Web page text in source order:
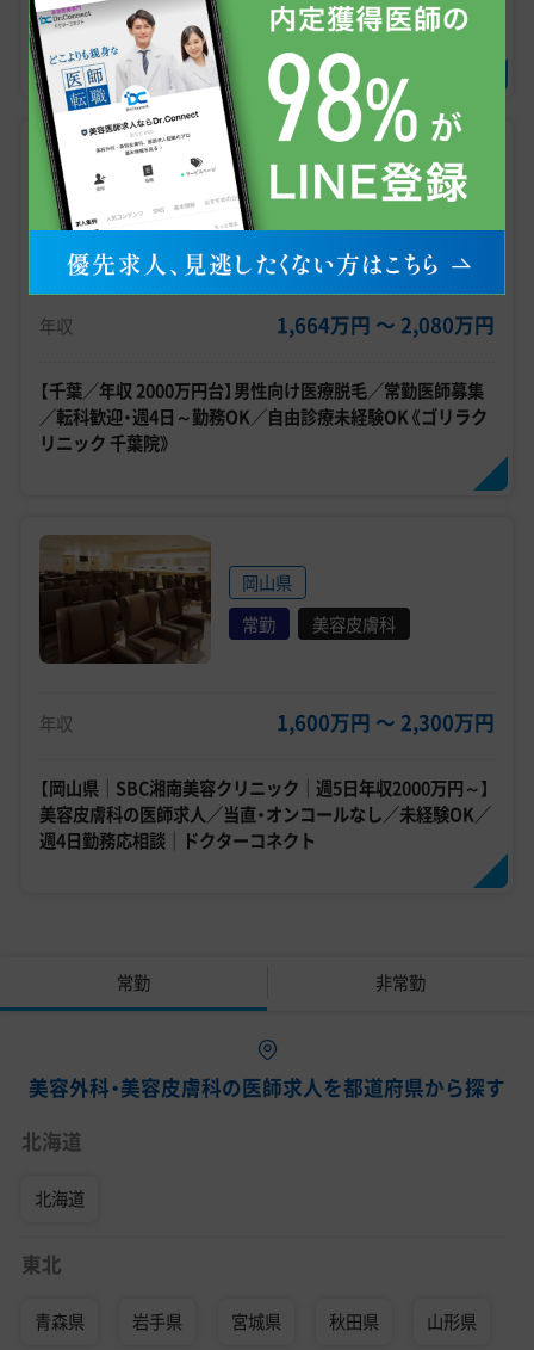
ニック／問診業務・注射業務／11～20時／自由診療未経験
OK！
千葉県
常勤
美容皮膚科
脱毛
年収 1,664万円 〜 2,080万円
【千葉／年収 2000万円台】男性向け医療脱毛／常勤医師募集
／転科歓迎・週4日～勤務OK／自由診療未経験OK《ゴリラク
リニック 千葉院》
岡山県
常勤
美容皮膚科
年収 1,600万円 〜 2,300万円
【岡山県｜SBC湘南美容クリニック｜週5日年収2000万円～】
美容皮膚科の医師求人／当直・オンコールなし／未経験OK／
週4日勤務応相談｜ドクターコネクト
常勤 非常勤
美容外科・美容皮膚科の医師求人を都道府県から探す
北海道
北海道
東北
青森県 岩手県 宮城県 秋田県 山形県